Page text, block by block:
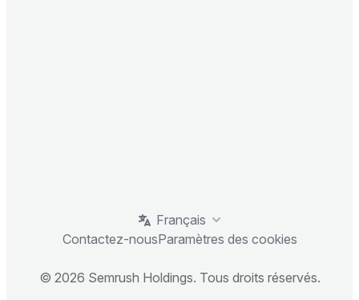
Français
Contactez-nousParamètres des cookies
© 2026 Semrush Holdings. Tous droits réservés.